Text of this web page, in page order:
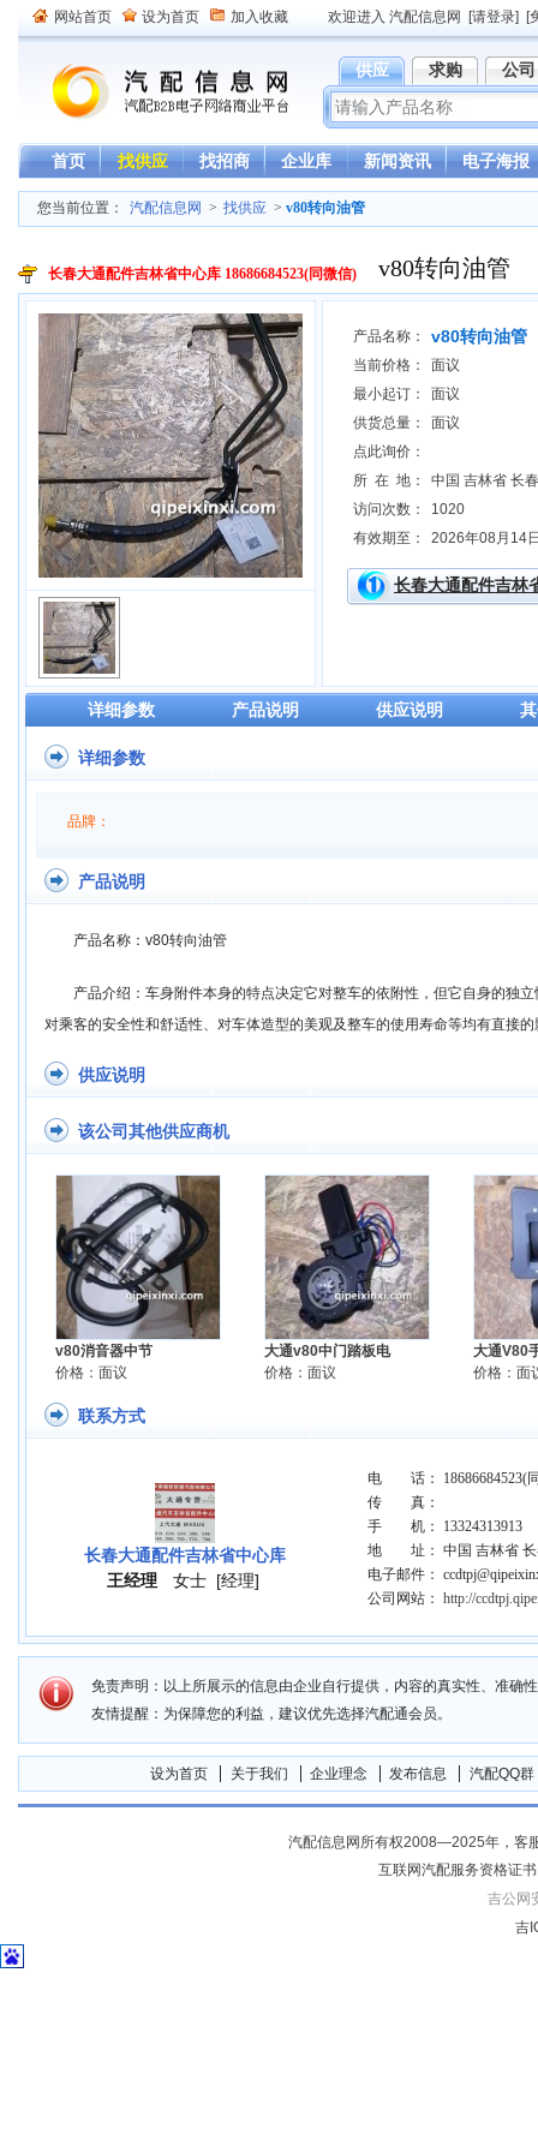
网站首页 设为首页 加入收藏 欢迎进入 汽配信息网 [请登录] [
供应 求购 公司
首页 找供应 找招商 企业库 新闻资讯 电子海报
您当前位置： 汽配信息网 > 找供应 > v80转向油管
长春大通配件吉林省中心库 18686684523(同微信) v80转向油管
产品名称： v80转向油管
当前价格：
面议
最小起订：
面议
供货总量：
面议
点此询价：
所 在 地：
中国 吉林省 长
访问次数：
1020
有效期至：
2026年08月14
长春大通配件吉林
详细参数 产品说明 供应说明
详细参数
品牌：
产品说明
产品名称：v80转向油管
产品介绍：车身附件本身的特点决定它对整车的依附性，但它自身的独
对乘客的安全性和舒适性、对车体造型的美观及整车的使用寿命等均有直接的
供应说明
该公司其他供应商机
v80消音器中节
价格：面议
大通v80中门踏板电
价格：面议
大通V80
价格：面
联系方式
长春大通配件吉林省中心库
王经理
女士 [经理]
电 话： 18686684523(
传 真：
手 机： 13324313913
地 址： 中国 吉林省 长
电子邮件：
公司网站：http://
免责声明：以上所展示的信息由企业自行提供，内容的真实性、准确
友情提醒：为保障您的利益，建议优先选择汽配通会员。
设为首页 关于我们 企业理念 发布信息 汽配QQ群
汽配信息网所有权2008—2025年，客
互联网汽配服务资格证
吉公网
吉